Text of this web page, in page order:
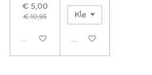
€ 5,00
€ 10,95
Uitverkocht Uitverkocht